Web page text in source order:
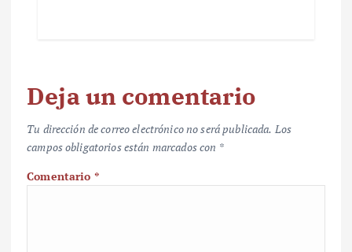
Deja un comentario
Tu dirección de correo electrónico no será publicada. Los
campos obligatorios están marcados con *
Comentario *